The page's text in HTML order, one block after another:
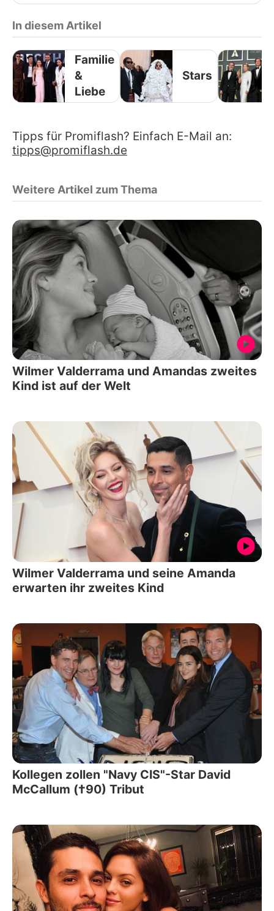
In diesem Artikel
Familie
&
Liebe
Stars
Tipps für Promiflash? Einfach E-Mail an:
tipps@promiflash.de
Weitere Artikel zum Thema
Wilmer Valderrama und Amandas zweites
Kind ist auf der Welt
Wilmer Valderrama und seine Amanda
erwarten ihr zweites Kind
Kollegen zollen "Navy CIS"-Star David
McCallum (†90) Tribut